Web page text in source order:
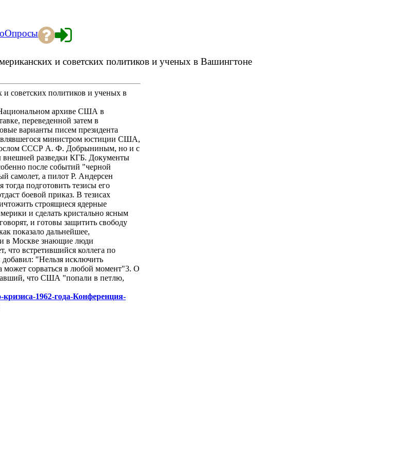
Опросы
и советских политиков и ученых в Вашингтоне
и советских политиков и ученых в
Национальном архиве США в
переведенной затем в
варианты писем президента
министром юстиции США,
послом СССР А. Ф. Добрыниным, но и с
разведки КГБ. Документы
после событий "черной
самолет, а пилот Р. Андерсен
подготовить тезисы его
боевой приказ. В тезисах
строящиеся ядерные
и сделать кристально ясным
и готовы защитить свободу
показало дальнейшее,
и в Москве знающие люди
что встретившийся коллега по
"Нельзя исключить
может сорваться в любой момент"3. О
что США "попали в петлю,
1962-года-Конференция-